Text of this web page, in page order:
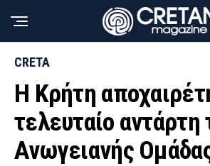
CRETA
Η Κρήτη
τελευταίο αντάρτη
Ανωγειανής